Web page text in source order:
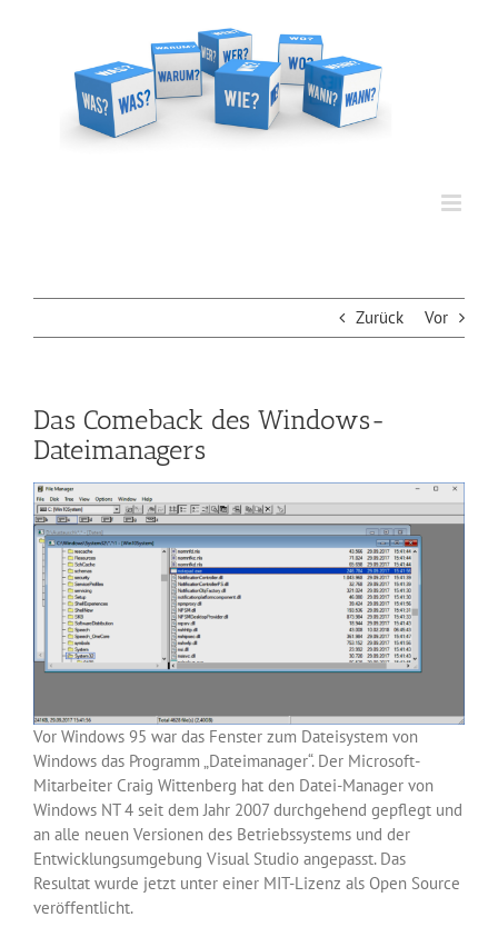
Zurück Vor
Das Comeback des Windows-
Dateimanagers
Vor Windows 95 war das Fenster zum Dateisystem von
Windows das Programm „Dateimanager“. Der Microsoft-
Mitarbeiter Craig Wittenberg hat den Datei-Manager von
Windows NT 4 seit dem Jahr 2007 durchgehend gepflegt und
an alle neuen Versionen des Betriebssystems und der
Entwicklungsumgebung Visual Studio angepasst. Das
Resultat wurde jetzt unter einer MIT-Lizenz als Open Source
veröffentlicht.